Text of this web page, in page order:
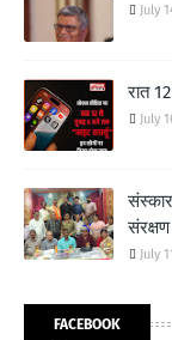
July
रात
July
July
FACEBOOK